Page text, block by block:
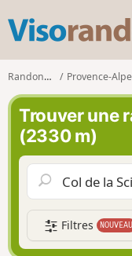
Randonnées Provence-Alpes-
Trouver une
(2330 m)
Filtres NOUVEAU